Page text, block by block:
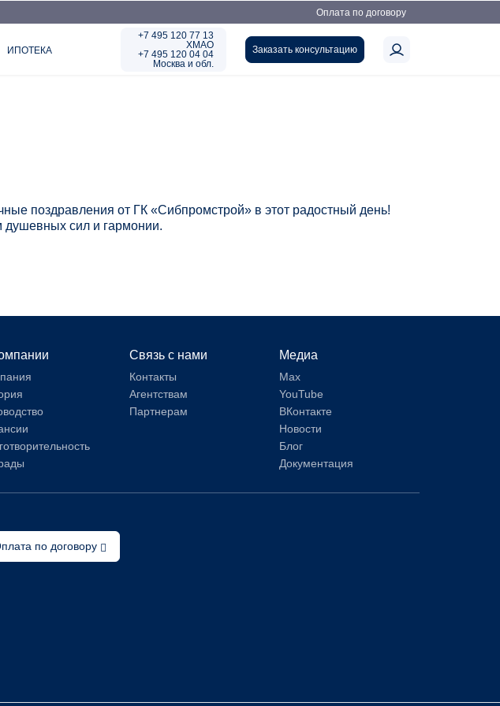
Оплата по договору
ИПОТЕКА
+7 495 120 77 13
ХМАО
+7 495 120 04 04
Москва и обл.
Заказать консультацию
поздравления от ГК «Сибпромстрой» в этот радостный день!
душевных сил и гармонии.
Связь с нами
Контакты
Агентствам
Партнерам
Медиа
Max
YouTube
ВКонтакте
Новости
Блог
Документация
по договору